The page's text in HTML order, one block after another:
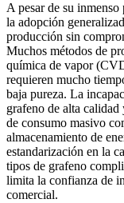
A pesar de su
la adopción
producción sin
Muchos métodos de
química de vapor
requieren mucho
baja pureza. La
grafeno de alta
de consumo masivo
almacenamiento de
estandarización en la
tipos de grafeno
limita la confianza de
comercial.